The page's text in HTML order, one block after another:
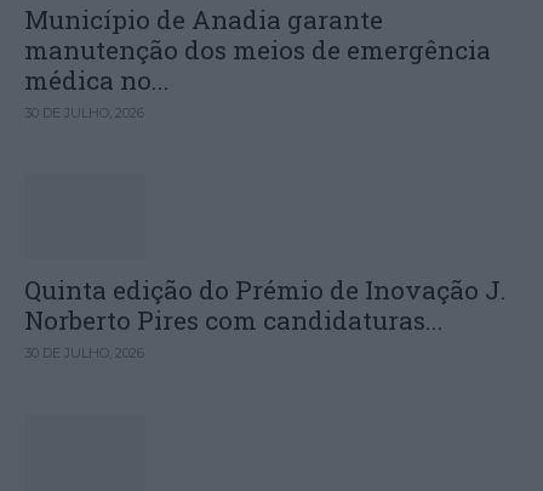
Município de Anadia garante
manutenção dos meios de emergência
médica no...
30 DE JULHO, 2026
Quinta edição do Prémio de Inovação J.
Norberto Pires com candidaturas...
30 DE JULHO, 2026